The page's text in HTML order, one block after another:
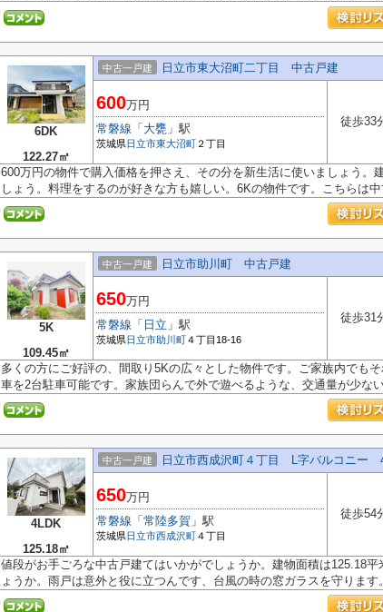
6DK
122.27㎡
中古一戸建 日立市東大沼町二丁目 中古戸建
600万円
常磐線 「 大甕 」駅
茨城県日立市東大沼町 ２丁目
徒歩33
600万円の物件で購入価格を押さえ、その分を新生活に使いましょう。
しょう。料理をするのが好きな方も嬉しい。6Kの物件です。こちらは
5K
109.45㎡
中古一戸建 日立市助川町 中古戸建
650万円
常磐線 「 日立 」駅
茨城県日立市助川町４丁目18-16
徒歩31
多くの方にご好評の、間取り5Kの広々とした物件です。ご家族内でも
車を2台駐車可能です。家族団らんで外で遊べるような、交通量が少な
4LDK
125.18㎡
中古一戸建 日立市西成沢町４丁目 L字バルコニー
650万円
常磐線 「 常陸多賀 」駅
茨城県日立市西成沢町４丁目
徒歩54
値段がお手ごろな中古戸建てはいかがでしょうか。建物面積は125.18
ょうか。雨戸は意外と役に立つんです、台風の時の窓ガラスを守ります